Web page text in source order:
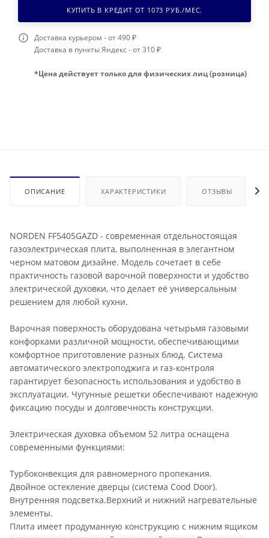
КУПИТЬ В КРЕДИТ ОТ 1073 РУБ./МЕС.
Доставка курьером - от 490 ₽
Доставка в пункты Яндекс - от 310 ₽
*Цена действует только для физических лиц (розница)
ОПИСАНИЕ ХАРАКТЕРИСТИКИ ОТЗЫВЫ
NORDEN FF5405GAZD - современная отдельностоящая
газоэлектрическая плита, выполненная в элегантном
черном матовом дизайне. Модель сочетает в себе
практичность газовой варочной поверхности и удобство
электрической духовки, что делает её универсальным
решением для любой кухни.
Варочная поверхность оборудована четырьмя газовыми
конфорками различной мощности, обеспечивающими
комфортное приготовление разных блюд. Система
автоматического электроподжига и газ-контроля
гарантирует безопасность использования и удобство в
эксплуатации. Чугунные решетки обеспечивают надежную
фиксацию посуды и долговечность конструкции.
Электрическая духовка объемом 52 литра оснащена
современными функциями:
Турбоконвекция для равномерного пропекания.
Двойное остекление дверцы (система Cood Door).
Внутренняя подсветка.Верхний и нижний нагревательные
элементы.
Плита имеет продуманную конструкцию с нижним ящиком